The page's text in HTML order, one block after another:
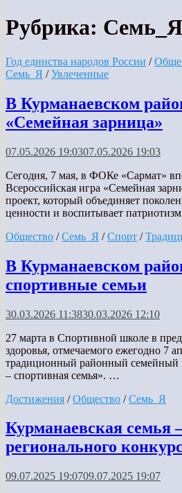
Рубрика: Семь_Я
Год единства народов России /
Семь_Я /Увлеченные
В Курманаевском
«Семейная зарница»
07.05.2026 19:0307.05.2026 19:03
Сегодня, 7 мая, в ФОКе «Сармат»
Всероссийская игра «Семейная
проект, который объединяет
ценности и воспитывает
Общество /Семь_Я /Спорт /
В Курманаевском
спортивные семьи
30.03.2026 11:3830.03.2026 12:10
27 марта в Спортивной школе в
здоровья, отмечаемого ежегодно 7
традиционный районный семейный
– спортивная семья». …
Достижения /Общество /Семь_Я
Курманаевская семья
регионального
09.07.2025 19:0709.07.2025 19:07